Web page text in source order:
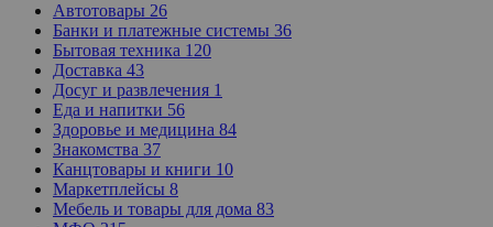
Автотовары 26
Банки и платежные системы 36
Бытовая техника 120
Доставка 43
Досуг и развлечения 1
Еда и напитки 56
Здоровье и медицина 84
Знакомства 37
Канцтовары и книги 10
Маркетплейсы 8
Мебель и товары для дома 83